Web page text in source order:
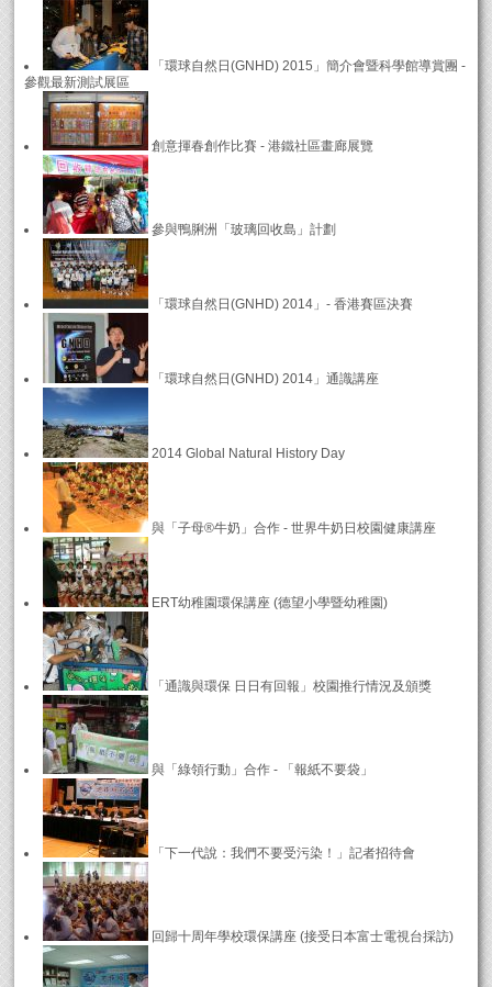
「環球自然日(GNHD) 2015」簡介會暨科學館導賞團 -
參觀最新測試展區
創意揮春創作比賽 - 港鐵社區畫廊展覽
參與鴨脷洲「玻璃回收島」計劃
「環球自然日(GNHD) 2014」- 香港賽區決賽
「環球自然日(GNHD) 2014」通識講座
2014 Global Natural History Day
與「子母®牛奶」合作 - 世界牛奶日校園健康講座
ERT幼稚園環保講座 (德望小學暨幼稚園)
「通識與環保 日日有回報」校園推行情況及頒獎
與「綠領行動」合作 - 「報紙不要袋」
「下一代說：我們不要受污染！」記者招待會
回歸十周年學校環保講座 (接受日本富士電視台採訪)